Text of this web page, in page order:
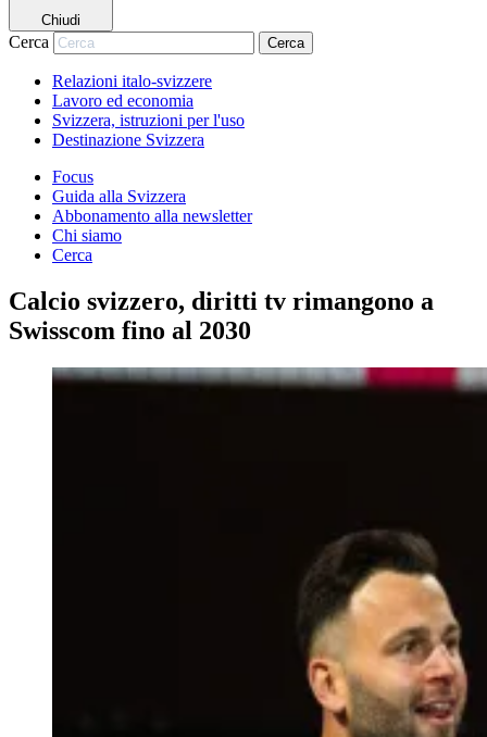
Chiudi
Cerca Cerca
Relazioni italo-svizzere
Lavoro ed economia
Svizzera, istruzioni per l'uso
Destinazione Svizzera
Focus
Guida alla Svizzera
Abbonamento alla newsletter
Chi siamo
Cerca
Calcio svizzero, diritti tv rimangono a
Swisscom fino al 2030